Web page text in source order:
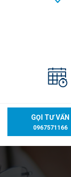
GỌI TƯ VẤN
0967571166